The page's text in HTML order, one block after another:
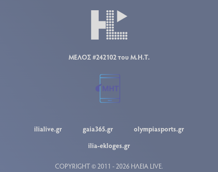
ΜΕΛΟΣ #242102 του Μ.Η.Τ.
ilialive.gr gaia365.gr
olympiasports.gr
ilia-ekloges.gr
COPYRIGHT © 2011 - 2026 ΗΛΕΙΑ LIVE.